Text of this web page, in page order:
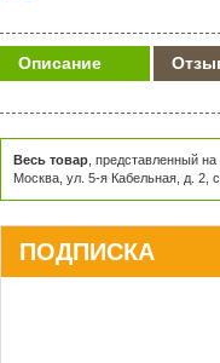
Описание
Весь товар , представленный
Москва, ул. 5-я Кабельная, д. 2,
ПОДПИСКА